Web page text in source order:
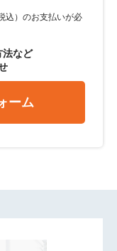
込）のお支払いが必
法など
ーム